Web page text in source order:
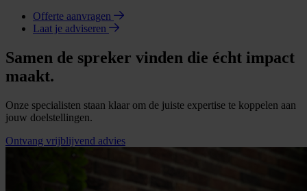
Offerte aanvragen
Laat je adviseren
Samen de spreker vinden die écht impact
maakt.
Onze specialisten staan klaar om de juiste expertise te koppelen aan
jouw doelstellingen.
Ontvang vrijblijvend advies